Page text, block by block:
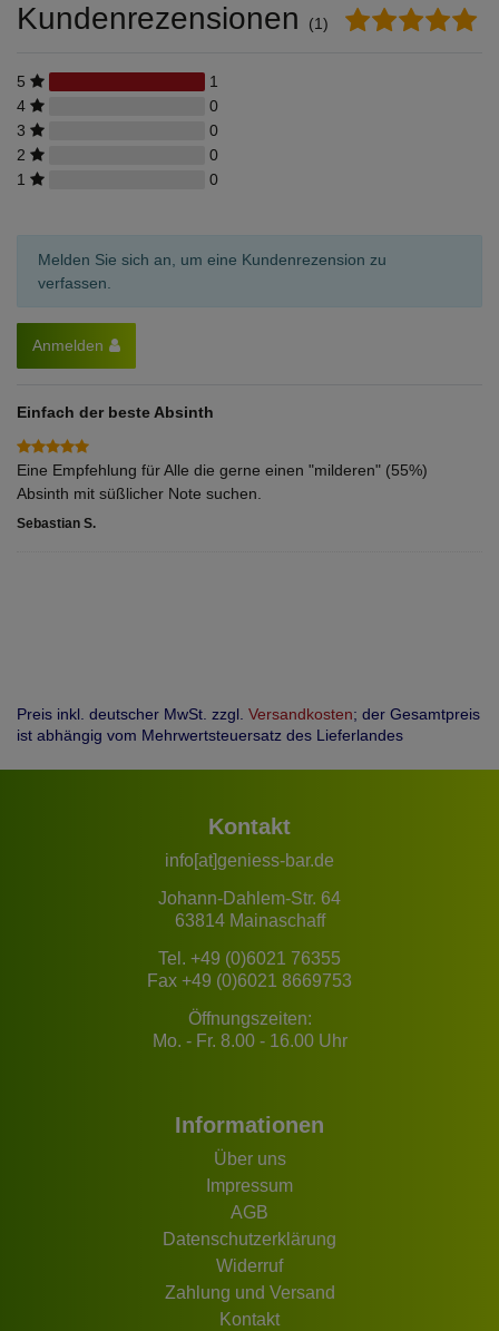
Kundenrezensionen (1)
5
1
4
0
3
0
2
0
1
0
Melden Sie sich an, um eine Kundenrezension zu
verfassen.
Anmelden
Einfach der beste Absinth
Eine Empfehlung für Alle die gerne einen "milderen" (55%)
Absinth mit süßlicher Note suchen.
Sebastian S.
Preis inkl. deutscher MwSt. zzgl. Versandkosten; der Gesamtpreis
ist abhängig vom Mehrwertsteuersatz des Lieferlandes
Kontakt
info[at]geniess-bar.de
Johann-Dahlem-Str. 64
63814 Mainaschaff
Tel. +49 (0)6021 76355
Fax +49 (0)6021 8669753
Öffnungszeiten:
Mo. - Fr. 8.00 - 16.00 Uhr
Informationen
Über uns
Impressum
AGB
Datenschutzerklärung
Widerruf
Zahlung und Versand
Kontakt